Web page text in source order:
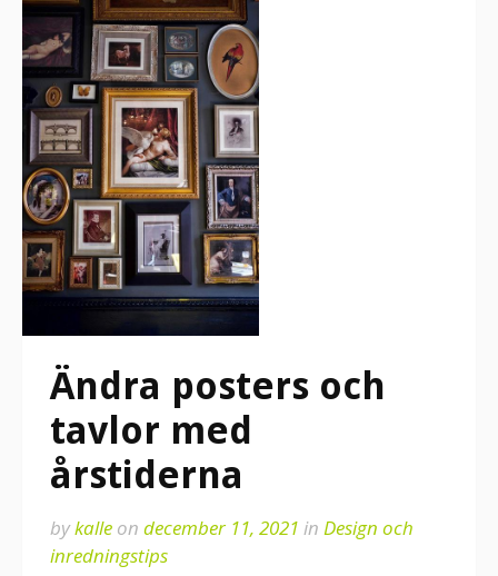
Ändra posters och
tavlor med
årstiderna
bykalle on december 11, 2021 in Design och
inredningstips